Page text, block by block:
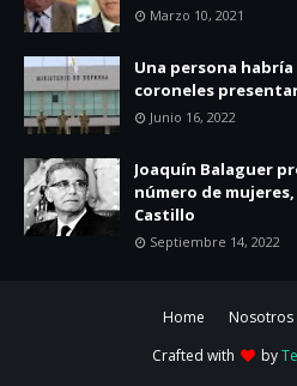
Marzo 10, 2021
Una persona
coroneles
Junio 16, 2022
Joaquín Balaguer
número de
Castillo
Septiembre 14, 2022
Home Nosotros
Crafted with
by